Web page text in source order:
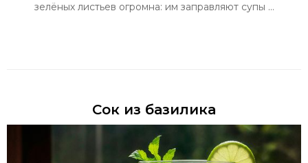
зелёных листьев огромна: им заправляют супы ...
Сок из базилика